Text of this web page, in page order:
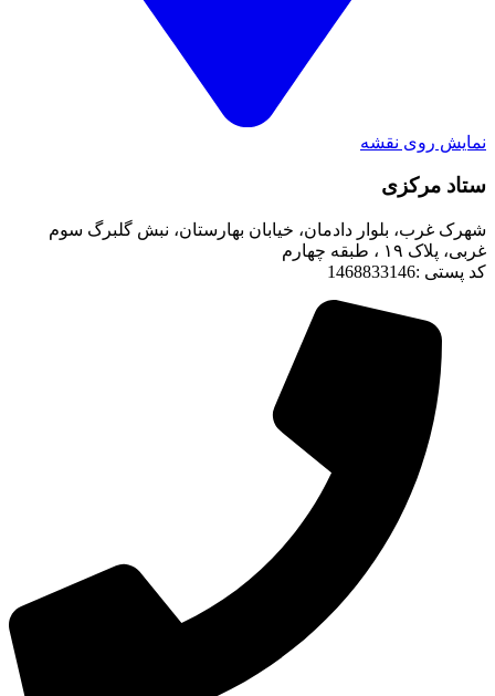
نمایش روی نقشه
ستاد مرکزی
شهرک غرب، بلوار دادمان، خیابان بهارستان، نبش گلبرگ سوم
غربی، پلاک ۱۹ ، طبقه چهارم
کد پستی :1468833146